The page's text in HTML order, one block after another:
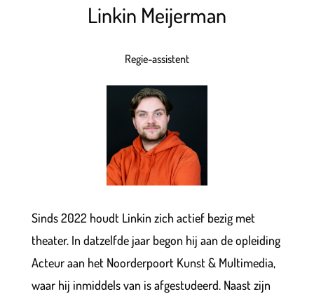
Linkin Meijerman
Regie-assistent
Sinds 2022 houdt Linkin zich actief bezig met
theater. In datzelfde jaar begon hij aan de opleiding
Acteur aan het Noorderpoort Kunst & Multimedia,
waar hij inmiddels van is afgestudeerd. Naast zijn